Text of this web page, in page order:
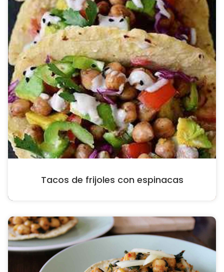
Tacos de frijoles con espinacas